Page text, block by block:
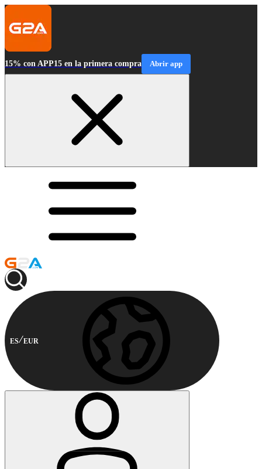
15% con APP15 en la primera compra Abrir app
ES EUR